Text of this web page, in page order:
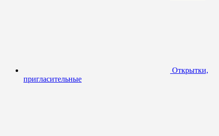
Открытки,
пригласительные